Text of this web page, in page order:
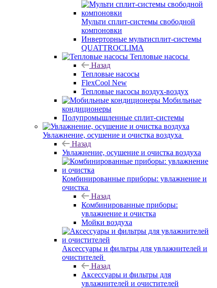
Мульти сплит-системы свободной
компоновки
Инверторные мультисплит-системы
QUATTROCLIMA
Тепловые насосы
Назад
Тепловые насосы
FlexCool New
Тепловые насосы воздух-воздух
Мобильные
кондиционеры
Полупромышленные сплит-системы
Увлажнение, осушение и очистка воздуха
Назад
Увлажнение, осушение и очистка воздуха
Комбинированные приборы: увлажнение и
очистка
Назад
Комбинированные приборы:
увлажнение и очистка
Мойки воздуха
Аксессуары и фильтры для увлажнителей и
очистителей
Назад
Аксессуары и фильтры для
увлажнителей и очистителей